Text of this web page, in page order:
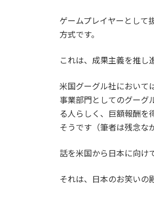
ゲームプレイヤーとして
方式です。
これは、成果主義を推し
米国グーグル社において
事業部門としてのグーグ
る人らしく、巨額報酬を
そうです（筆者は残念な
話を米国から日本に向け
それは、日本のお笑いの